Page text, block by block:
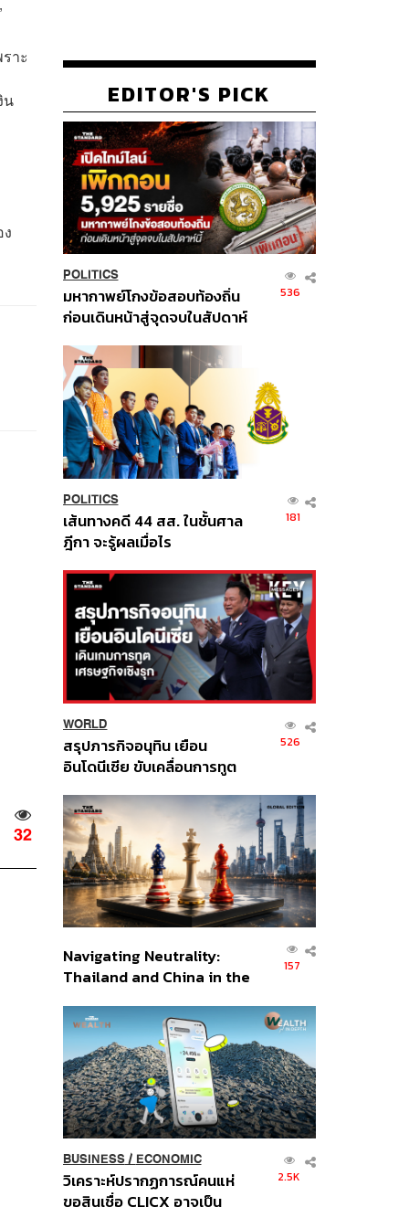
าะ
น
32
EDITOR'S PICK
POLITICS
มหากาพย์โกงข้อสอบท้องถิ่น
ก่อนเดินหน้าสู่จุดจบในสัปดาห์
536
POLITICS
เส้นทางคดี 44 สส. ในชั้นศาล
ฎีกา จะรู้ผลเมื่อไร
181
WORLD
สรุปภารกิจอนุทิน เยือน
อินโดนีเซีย ขับเคลื่อนการทูต
ส่วนยุทธศาสตร์ไทย –
อินโดนีเซีย
526
Navigating Neutrality:
Thailand and China in the
Order
157
BUSINESS/ ECONOMIC
วิเคราะห์ปรากฏการณ์คนแห่
ขอสินเชื่อ CLICX อาจเป็น
2.5K